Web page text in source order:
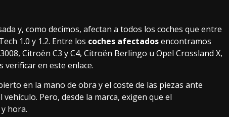
y, como decimos, afectan a todos los coches que entre
1.0 y 1.2. Entre los coches afectadosencontramos
Citroën C3 y C4, Citroën Berlingo u Opel Crossland X,
verificaren este enlace.
en la mano de obra y el coste de las piezas ante
Pero, desde la marca, exigen que el
hora.